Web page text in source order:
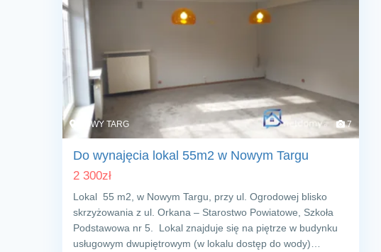
NOWY TARG 7
Do wynajęcia lokal 55m2 w Nowym Targu
2 300zł
Lokal 55 m2, w Nowym Targu, przy ul. Ogrodowej blisko
skrzyżowania z ul. Orkana – Starostwo Powiatowe, Szkoła
Podstawowa nr 5. Lokal znajduje się na piętrze w budynku
usługowym dwupiętrowym (w lokalu dostęp do wody)…